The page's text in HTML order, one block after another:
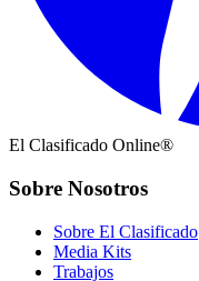
El Clasificado Online®
Sobre Nosotros
Sobre El Clasificado
Media Kits
Trabajos